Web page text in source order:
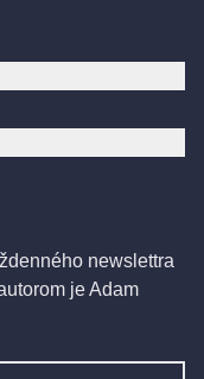
newslettra
je Adam